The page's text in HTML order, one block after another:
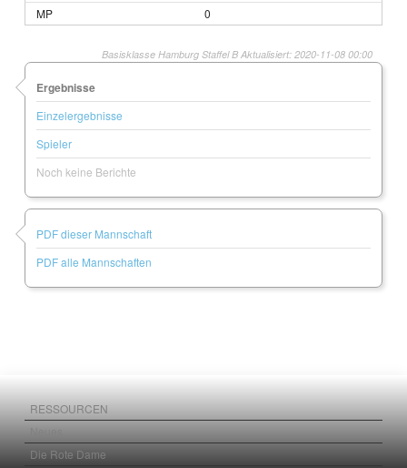
0
Basisklasse Hamburg Staffel B Aktualisiert: 2020-11-08 00:00
Ergebnisse
Einzelergebnisse
Spieler
Noch keine Berichte
PDF dieser Mannschaft
PDF alle Mannschaften
RESSOURCEN
Die Rote Dame